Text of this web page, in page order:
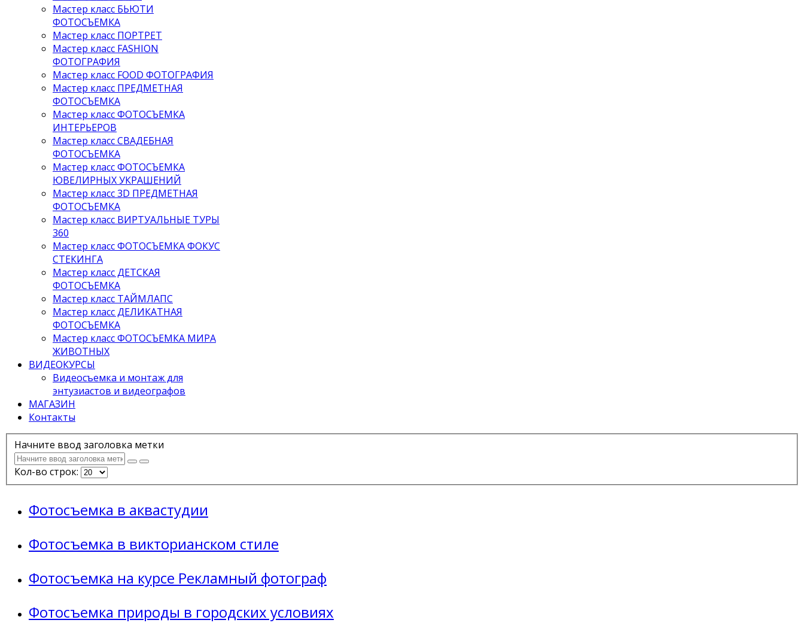
Мастер класс БЬЮТИ
ФОТОСЪЕМКА
Мастер класс ПОРТРЕТ
Мастер класс FASHION
ФОТОГРАФИЯ
Мастер класс FOOD ФОТОГРАФИЯ
Мастер класс ПРЕДМЕТНАЯ
ФОТОСЪЕМКА
Мастер класс ФОТОСЪЕМКА
ИНТЕРЬЕРОВ
Мастер класс СВАДЕБНАЯ
ФОТОСЪЕМКА
Мастер класс ФОТОСЪЕМКА
ЮВЕЛИРНЫХ УКРАШЕНИЙ
Мастер класс 3D ПРЕДМЕТНАЯ
ФОТОСЪЕМКА
Мастер класс ВИРТУАЛЬНЫЕ ТУРЫ
360
Мастер класс ФОТОСЪЕМКА ФОКУС
СТЕКИНГА
Мастер класс ДЕТСКАЯ
ФОТОСЪЕМКА
Мастер класс ТАЙМЛАПС
Мастер класс ДЕЛИКАТНАЯ
ФОТОСЪЕМКА
Мастер класс ФОТОСЪЕМКА МИРА
ЖИВОТНЫХ
ВИДЕОКУРСЫ
Видеосъемка и монтаж для
энтузиастов и видеографов
МАГАЗИН
Контакты
Начните ввод заголовка метки
Кол-во строк:
Фотосъемка в аквастудии
Фотосъемка в викторианском стиле
Фотосъемка на курсе Рекламный фотограф
Фотосъемка природы в городских условиях